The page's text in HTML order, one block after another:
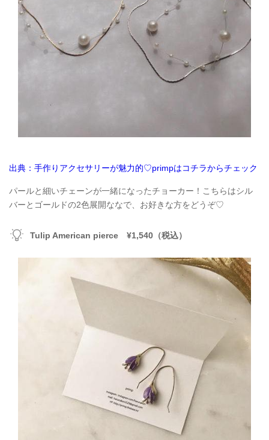
出典：手作りアクセサリーが魅力的♡primpはコチラからチェック
パールと細いチェーンが一緒になったチョーカー！こちらはシル
バーとゴールドの2色展開ななで、お好きな方をどうぞ♡
Tulip American pierce ¥1,540（税込）